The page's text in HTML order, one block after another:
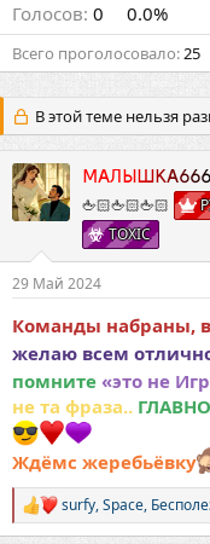
Голосов: 0 0.0%
Всего проголосовало 25
В этой теме нельзя
МАЛЫШКА666
🖕🏻🖕🏻🖕🏻
TOXIC
29 Май 2024
Команды набраны,
желаю всем
помните «это не
не та фраза..
Ждёмс жеребьёвку
Р
е
surfy,Space,